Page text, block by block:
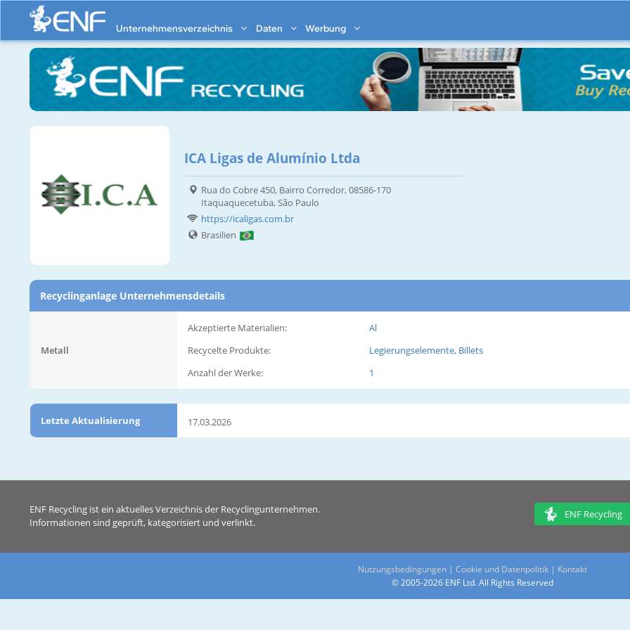
Unternehmensverzeichnis Daten Werbung
ICA Ligas de Alumínio Ltda
Rua do Cobre 450, Bairro Corredor, 08586-170
Itaquaquecetuba, São Paulo
https://icaligas.com.br
Brasilien
Recyclinganlage Unternehmensdetails
Metall
Akzeptierte Materialien:
Al
Recycelte Produkte:
Legierungselemente, Billets
Anzahl der Werke:
1
Letzte Aktualisierung 17.03.2026
ENF Recycling ist ein aktuelles Verzeichnis der Recyclingunternehmen.
Informationen sind geprüft, kategorisiert und verlinkt.
ENF Recycling
Nutzungsbedingungen | Cookie und Datenpolitik | Kontakt
© 2005-2026 ENF Ltd. All Rights Reserved